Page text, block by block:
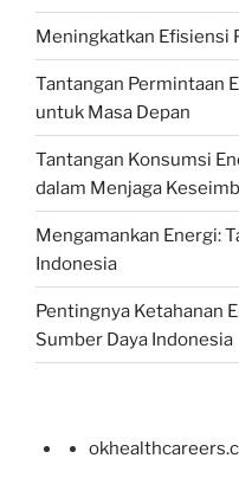
Meningkatkan Efisiensi
Tantangan Permintaan
untuk Masa Depan
Tantangan Konsumsi
dalam Menjaga
Mengamankan Energi:
Indonesia
Pentingnya Ketahanan
Sumber Daya Indonesia